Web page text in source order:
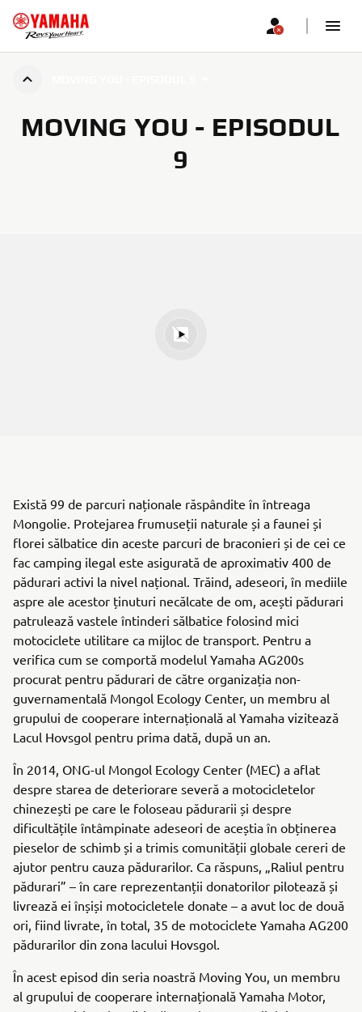
MOVING YOU - EPISODUL
9
Există 99 de parcuri naționale răspândite în întreaga
Mongolie. Protejarea frumuseții naturale și a faunei și
florei sălbatice din aceste parcuri de braconieri și de cei ce
fac camping ilegal este asigurată de aproximativ 400 de
pădurari activi la nivel național. Trăind, adeseori, în mediile
aspre ale acestor ținuturi necălcate de om, acești pădurari
patrulează vastele întinderi sălbatice folosind mici
motociclete utilitare ca mijloc de transport. Pentru a
verifica cum se comportă modelul Yamaha AG200s
procurat pentru pădurari de către organizația non-
guvernamentală Mongol Ecology Center, un membru al
grupului de cooperare internațională al Yamaha vizitează
Lacul Hovsgol pentru prima dată, după un an.
În 2014, ONG-ul Mongol Ecology Center (MEC) a aflat
despre starea de deteriorare severă a motocicletelor
chinezești pe care le foloseau pădurarii și despre
dificultățile întâmpinate adeseori de aceștia în obținerea
pieselor de schimb și a trimis comunității globale cereri de
ajutor pentru cauza pădurarilor. Ca răspuns, „Raliul pentru
pădurari” – în care reprezentanții donatorilor pilotează și
livrează ei înșiși motocicletele donate – a avut loc de două
ori, fiind livrate, în total, 35 de motociclete Yamaha AG200
pădurarilor din zona lacului Hovsgol.
În acest episod din seria noastră Moving You, un membru
al grupului de cooperare internațională Yamaha Motor,